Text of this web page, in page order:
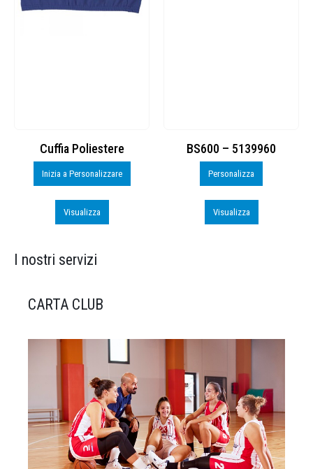
Cuffia Poliestere
Inizia a Personalizzare
Visualizza
BS600 – 5139960
Personalizza
Visualizza
I nostri servizi
CARTA CLUB